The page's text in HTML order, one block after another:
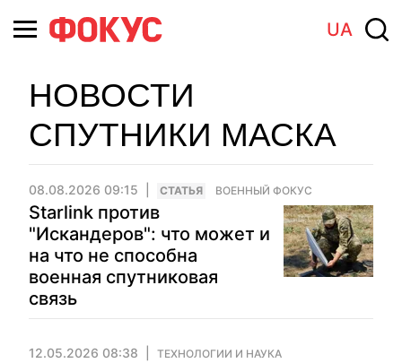
UA
НОВОСТИ
СПУТНИКИ МАСКА
08.08.2026 09:15 CТАТЬЯ ВОЕННЫЙ ФОКУС
Starlink против
"Искандеров": что может и
на что не способна
военная спутниковая
связь
12.05.2026 08:38 ТЕХНОЛОГИИ И НАУКА